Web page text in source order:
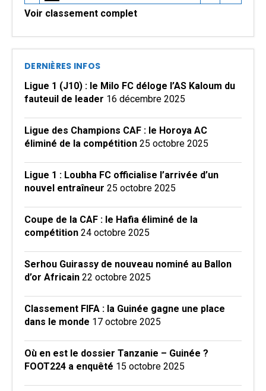
Voir classement complet
DERNIÈRES INFOS
Ligue 1 (J10) : le Milo FC déloge l’AS Kaloum du
fauteuil de leader 16 décembre 2025
Ligue des Champions CAF : le Horoya AC
éliminé de la compétition 25 octobre 2025
Ligue 1 : Loubha FC officialise l’arrivée d’un
nouvel entraîneur 25 octobre 2025
Coupe de la CAF : le Hafia éliminé de la
compétition 24 octobre 2025
Serhou Guirassy de nouveau nominé au Ballon
d’or Africain 22 octobre 2025
Classement FIFA : la Guinée gagne une place
dans le monde 17 octobre 2025
Où en est le dossier Tanzanie – Guinée ?
FOOT224 a enquêté 15 octobre 2025